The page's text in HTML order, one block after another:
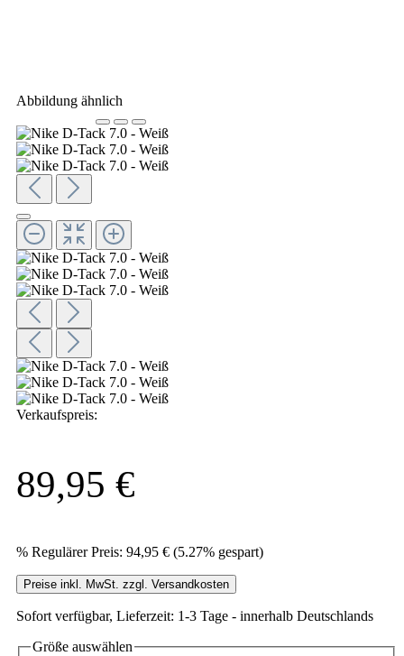
Abbildung ähnlich
Verkaufspreis:
89,95 €
% Regulärer Preis: 94,95 € (5.27% gespart)
Preise inkl. MwSt. zzgl. Versandkosten
Sofort verfügbar, Lieferzeit: 1-3 Tage - innerhalb Deutschlands
Größe auswählen